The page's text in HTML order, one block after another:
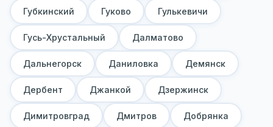
Губкинский Гуково Гулькевичи
Гусь-Хрустальный Далматово
Дальнегорск Даниловка Демянск
Дербент Джанкой Дзержинск
Димитровград Дмитров Добрянка